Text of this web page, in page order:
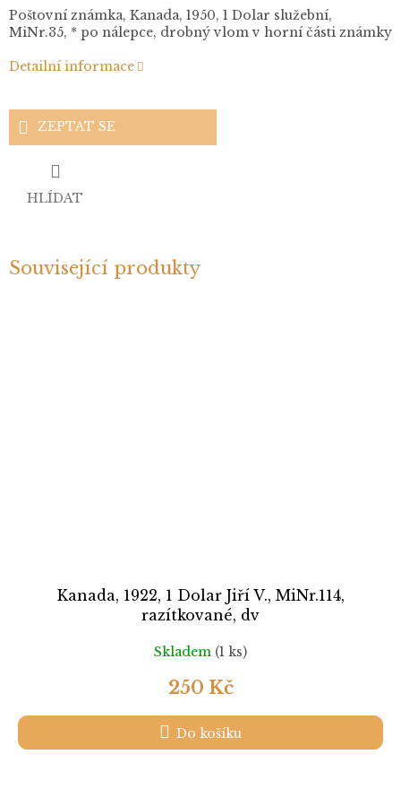
Poštovní známka, Kanada, 1950, 1 Dolar služební,
MiNr.35, * po nálepce, drobný vlom v horní části známky
Detailní informace
ZEPTAT SE
HLÍDAT
Související produkty
Kanada, 1922, 1 Dolar Jiří V., MiNr.114,
razítkované, dv
Skladem (1 ks)
250 Kč
Do košíku